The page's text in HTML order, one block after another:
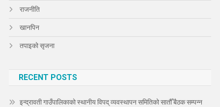
राजनीति
खानपिन
तपाइको सृजना
RECENT POSTS
इन्द्रावती गाउँपालिकाको स्थानीय विपद् व्यवस्थापन समितिको सातौँ बैठक सम्पन्न